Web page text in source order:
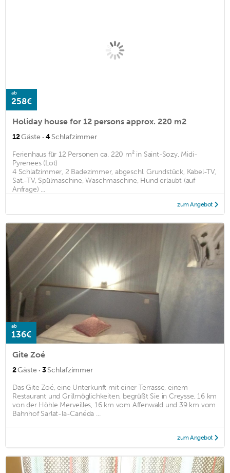
ab
258€
Holiday house for 12 persons approx. 220 m2
12Gäste · 4Schlafzimmer
Ferienhaus für 12 Personen ca. 220 m² in Saint-Sozy, Midi-
Pyrenees (Lot)
4 Schlafzimmer, 2 Badezimmer, abgeschl. Grundstück, Kabel-TV,
Sat.-TV, Spülmaschine, Waschmaschine, Hund erlaubt (auf
Anfrage) ...
zum Angebot
ab
136€
Gite Zoé
2Gäste · 3Schlafzimmer
Das Gite Zoé, eine Unterkunft mit einer Terrasse, einem
Restaurant und Grillmöglichkeiten, begrüßt Sie in Creysse, 16 km
von der Höhle Merveilles, 16 km vom Affenwald und 39 km vom
Bahnhof Sarlat-la-Canéda ...
zum Angebot